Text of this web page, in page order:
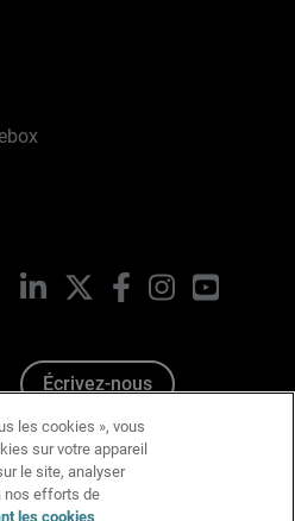
LinkedIn FacebookInstagramYouTube
Écrivez-nous
les cookies », vous
sur votre appareil
le site, analyser
nos efforts de
les cookies